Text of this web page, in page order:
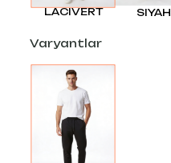
LACIVERT SIYAH
Varyantlar